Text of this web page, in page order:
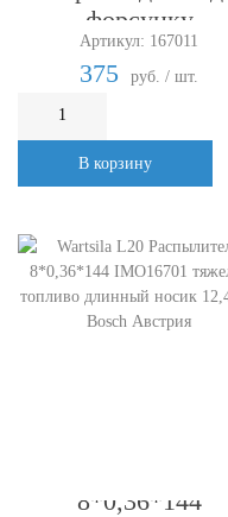
форсунку
Артикул: 167011
375 руб. / шт.
В корзину
8*0,36*144